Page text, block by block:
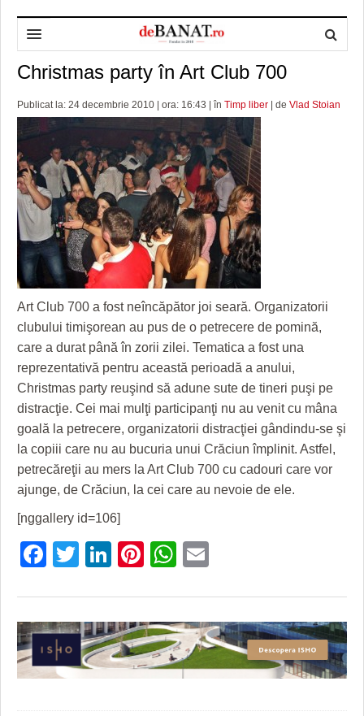
HOME
DESPRE NOI
REDACȚIA DEBANAT
POLITICA DE COOKIES
POLITICA DE CONFIDENȚIALITATE
ADMINISTRAȚIE
PRIMĂRIA TIMIŞOARA
CONSILIUL JUDEŢEAN TIMIŞ
PREFECTURA TIMIŞ
POLITICĂ
POLITICA
SPORT
POLI TIMISOARA
FOTBAL JUDETEAN
ALTE SPORTURI
OPINII
DOSARELE DEBANAT
ETICA LUCIDITĂȚII ASISTATE
JURNAL DE CAMPANIE
ZÂMBETE AMARE
GRĂDINA TAICII DOMNULUI
ZIARISTU’ DE TERASĂ
CU OIŞTEA-N KIERKEGAARD
FINANŢĂRI DE LA A LA Z
TIMP LIBER ȘI CULTURĂ
TIMP LIBER
ULTRAMARIN VA RECOMANDA
CULTURA
CRONICĂ DE FILM
UNDE MERGEM
FILME DOCUMENTARE
CLIPURI VIDEO
ECONOMIC
AFACERI
SĂNĂTATE
MAI MULTE
ACCIDENTE
ANUNŢURI
INFO SI UTILE
CULTURA
FILME DOCUMENTARE
CLIPURI VIDEO
JOCURI ONLINE
DIVERSE
Christmas party în Art Club 700
Publicat la: 24 decembrie 2010 | ora: 16:43 | în Timp liber | de Vlad Stoian
Art Club 700 a fost neîncăpător joi seară. Organizatorii
clubului timişorean au pus de o petrecere de pomină,
care a durat până în zorii zilei. Tematica a fost una
reprezentativă pentru această perioadă a anului,
Christmas party reuşind să adune sute de tineri puşi pe
distracţie. Cei mai mulţi participanţi nu au venit cu mâna
goală la petrecere, organizatorii distracţiei gândindu-se şi
la copiii care nu au bucuria unui Crăciun împlinit. Astfel,
petrecăreţii au mers la Art Club 700 cu cadouri care vor
ajunge, de Crăciun, la cei care au nevoie de ele.
[nggallery id=106]
Facebook
Twitter
LinkedIn
Pinterest
WhatsApp